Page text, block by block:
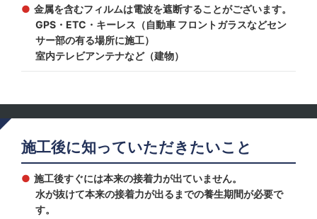
金属を含むフィルムは電波を遮断することがございます。
GPS・ETC・キーレス（自動車 フロントガラスなどセン
サー部の有る場所に施工）
室内テレビアンテナなど（建物）
施工後に知っていただきたいこと
施工後すぐには本来の接着力が出ていません。
水が抜けて本来の接着力が出るまでの養生期間が必要で
す。